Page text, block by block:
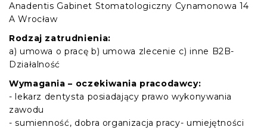
Anadentis Gabinet Stomatologiczny Cynamonowa 14
A Wrocław
Rodzaj zatrudnienia:
a) umowa o pracę b) umowa zlecenie c) inne B2B-
Działalność
Wymagania – oczekiwania pracodawcy:
- lekarz dentysta posiadający prawo wykonywania
zawodu
- sumienność, dobra organizacja pracy- umiejętności